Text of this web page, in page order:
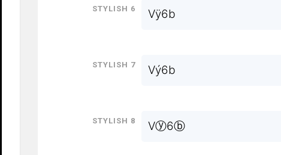
Stylish 6 Vÿ6b
Stylish 7 Vý6b
Stylish 8 Vⓨ6ⓑ